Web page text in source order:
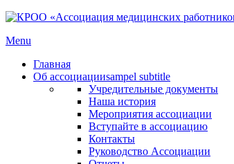
Menu
Главная
Об ассоциацииsampel subtitle
Учредительные документы
Наша история
Мероприятия ассоциации
Вступайте в ассоциацию
Контакты
Руководство Ассоциации